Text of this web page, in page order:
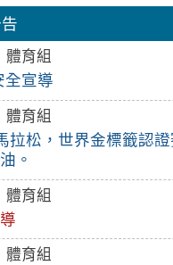
體育組
全宣導
體育組
拉松，世界金標籤認
。
體育組
體育組